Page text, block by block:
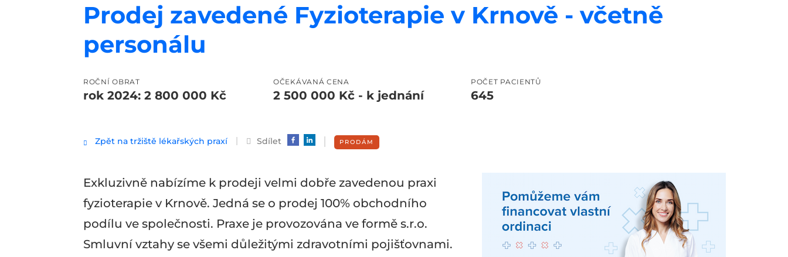
Prodej zavedené Fyzioterapie v Krnově - včetně
personálu
ROČNÍ OBRAT
rok 2024: 2 800 000 Kč
OČEKÁVANÁ CENA
2 500 000 Kč - k jednání
POČET PACIENTŮ
645
Zpět na tržiště lékařských praxí Sdílet PRODÁM
Exkluzivně nabízíme k prodeji velmi dobře zavedenou praxi
fyzioterapie v Krnově. Jedná se o prodej 100% obchodního
podílu ve společnosti. Praxe je provozována ve formě s.r.o.
Smluvní vztahy se všemi důležitými zdravotními pojišťovnami.